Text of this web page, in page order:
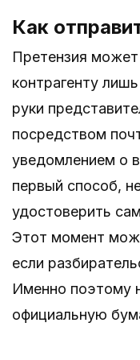
Как
Претензия
контрагенту
руки
посредством
уведомлением о
первый способ,
удостоверить
Этот момент
если
Именно поэтому
официальную